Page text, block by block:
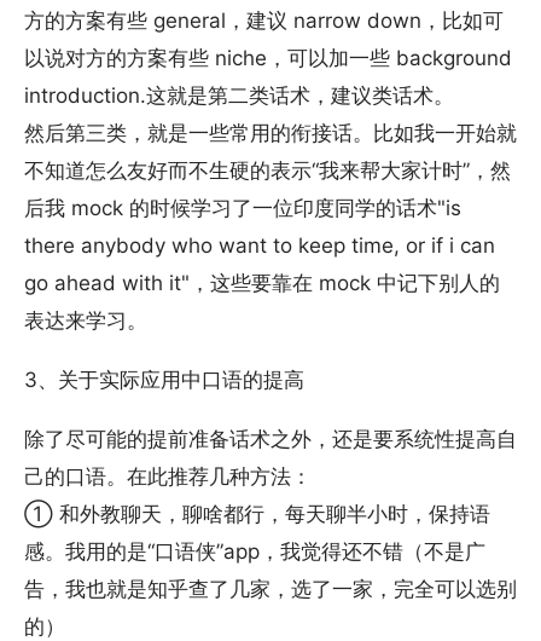
方的方案有些 general，建议 narrow down，比如可
以说对方的方案有些 niche，可以加一些 background
introduction.这就是第二类话术，建议类话术。
然后第三类，就是一些常用的衔接话。比如我一开始就
不知道怎么友好而不生硬的表示“我来帮大家计时”，然
后我 mock 的时候学习了一位印度同学的话术"is
there anybody who want to keep time, or if i can
go ahead with it"，这些要靠在 mock 中记下别人的
表达来学习。
3、关于实际应用中口语的提高
除了尽可能的提前准备话术之外，还是要系统性提高自
己的口语。在此推荐几种方法：
① 和外教聊天，聊啥都行，每天聊半小时，保持语
感。我用的是“口语侠”app，我觉得还不错（不是广
告，我也就是知乎查了几家，选了一家，完全可以选别
的）